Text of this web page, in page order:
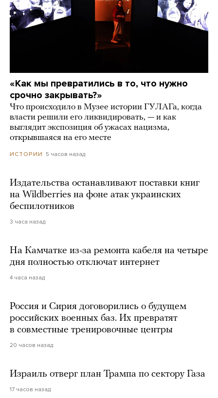
«Как мы превратились в то, что нужно
срочно закрывать?»
Что происходило в Музее истории ГУЛАГа, когда
власти решили его ликвидировать, — и как
выглядит экспозиция об ужасах нацизма,
открывшаяся на его месте
ИСТОРИИ 5 часов назад
Издательства останавливают поставки книг
на Wildberries на фоне атак украинских
беспилотников
3 часа назад
На Камчатке из-за ремонта кабеля на четыре
дня полностью отключат интернет
4 часа назад
Россия и Сирия договорились о будущем
российских военных баз. Их превратят
в совместные тренировочные центры
20 часов назад
Израиль отверг план Трампа по сектору Газа
17 часов назад